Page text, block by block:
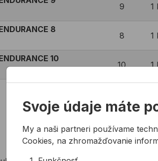
9 1
8
8 1
10
10 1
Svoje údaje máte
My a naši partneri používame
Cookies, na zhromažďovanie